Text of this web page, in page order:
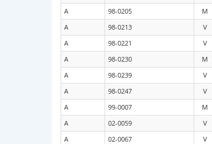
A
98-0205 M
A
98-0213 V
A
98-0221 V
A
98-0230 M
A
98-0239 V
A
98-0247 V
A
99-0007 M
A
02-0059 V
A
02-0067 V